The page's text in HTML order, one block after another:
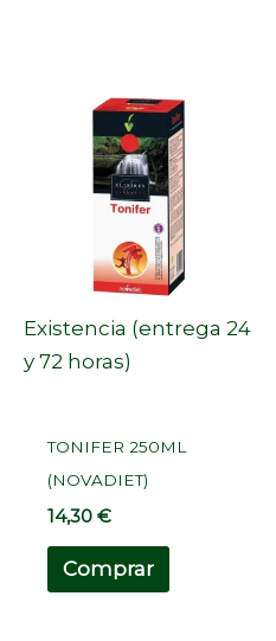
Existencia (entrega 24
y 72 horas)
TONIFER 250ML
(NOVADIET)
14,30€
Comprar